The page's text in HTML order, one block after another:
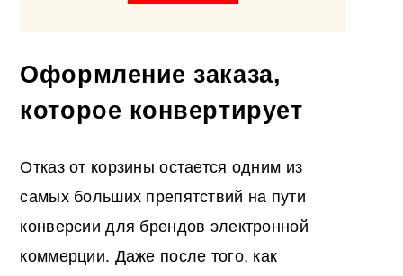
Оформление заказа,
которое конвертирует
Отказ от корзины остается одним из
самых больших препятствий на пути
конверсии для брендов электронной
коммерции. Даже после того, как